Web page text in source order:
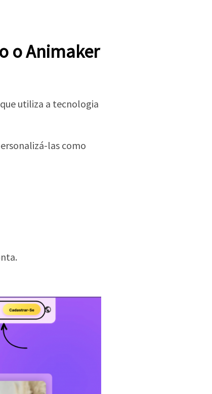
o Animaker
utiliza a tecnologia
las como